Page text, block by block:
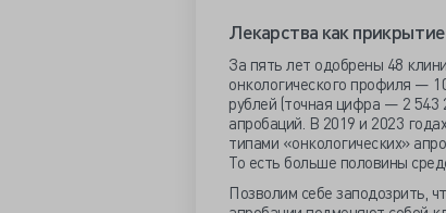
Лекарства как прикрытие
За пять лет одобрены 48
онкологического профиля —
рублей (точная цифра — 2 543
апробаций. В 2019 и 2023
типами «онкологических»
То есть больше половины
Позволим себе заподозрить,